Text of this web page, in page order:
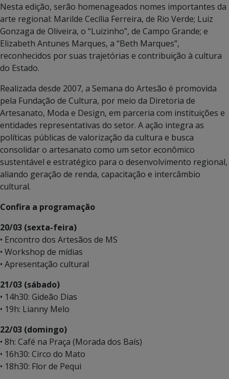
Nesta edição, serão homenageados nomes importantes da
arte regional: Marilde Cecília Ferreira, de Rio Verde; Luiz
Gonzaga de Oliveira, o “Luizinho”, de Campo Grande; e
Elizabeth Antunes Marques, a “Beth Marques”,
reconhecidos por suas trajetórias e contribuição à cultura
do Estado.
Realizada desde 2007, a Semana do Artesão é promovida
pela Fundação de Cultura, por meio da Diretoria de
Artesanato, Moda e Design, em parceria com instituições e
entidades representativas do setor. A ação integra as
políticas públicas de valorização da cultura e busca
consolidar o artesanato como um setor econômico
sustentável e estratégico para o desenvolvimento regional,
aliando geração de renda, capacitação e intercâmbio
cultural.
Confira a programação
20/03 (sexta-feira)
• Encontro dos Artesãos de MS
• Workshop de mídias
• Apresentação cultural
21/03 (sábado)
• 14h30: Gideão Dias
• 19h: Lianny Melo
22/03 (domingo)
• 8h: Café na Praça (Morada dos Baís)
• 16h30: Circo do Mato
• 18h30: Flor de Pequi